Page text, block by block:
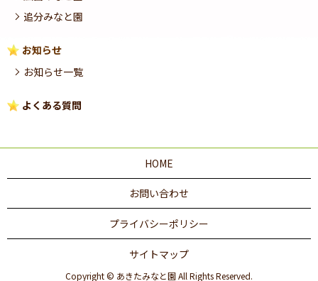
追分みなと園
お知らせ
お知らせ一覧
よくある質問
HOME
お問い合わせ
プライバシーポリシー
サイトマップ
Copyright © あきたみなと園 All Rights Reserved.